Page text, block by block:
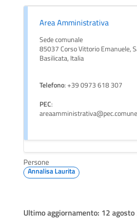
Area Amministrativa
Sede comunale
85037 Corso Vittorio Emanuele,
Basilicata, Italia
Telefono: +39 0973 618 307
PEC:
Persone
Annalisa Laurita
Ultimo aggiornamento: 12